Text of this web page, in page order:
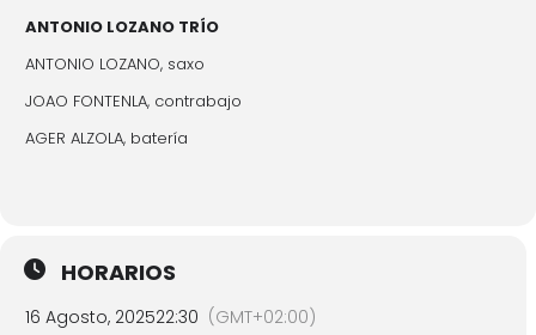
ANTONIO LOZANO TRÍO
ANTONIO LOZANO, saxo
JOAO FONTENLA, contrabajo
AGER ALZOLA, batería
HORARIOS
16 Agosto, 202522:30 (GMT+02:00)